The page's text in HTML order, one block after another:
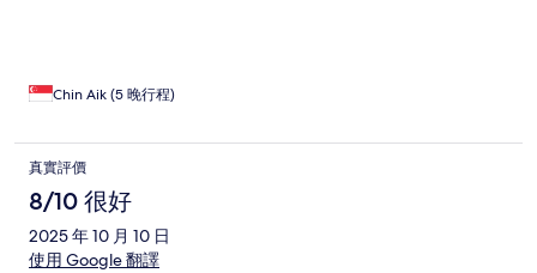
Chin Aik (5 晚行程)
真實評價
8/10 很好
2025 年 10 月 10 日
使用 Google 翻譯